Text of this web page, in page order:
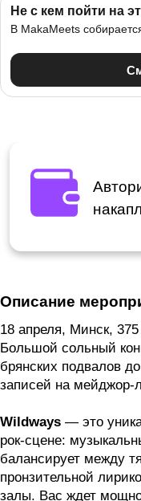
Описание
18 апреля, Минск,
Большой сольный
брянских подвалов
записей на мейджор-
Wildways — это
рок-сцене:
балансирует между
пронзительной
залы. Вас ждет